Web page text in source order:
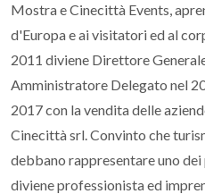
Mostra e Cinecittà Events,
d'Europa e ai visitatori ed al
2011 diviene Direttore
Amministratore Delegato nel
2017 con la vendita delle
Cinecittà srl. Convinto che
debbano rappresentare uno
diviene professionista ed